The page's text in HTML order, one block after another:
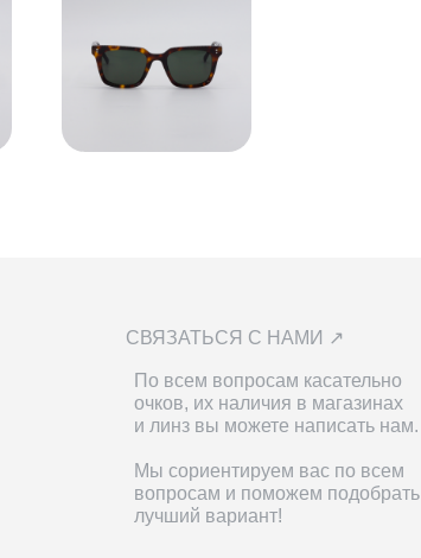
По всем вопросам касательно
очков, их наличия в магазинах
и линз вы можете написать нам.
Мы сориентируем вас по всем
вопросам и поможем подобрать
лучший вариант!
СВЯЗАТЬСЯ С НАМИ ↗